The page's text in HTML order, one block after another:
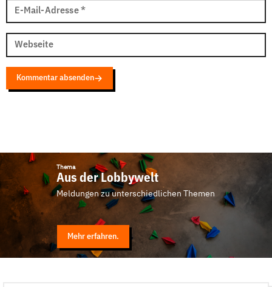
E-Mail-Adresse *
Webseite
Kommentar absenden
Thema
Aus der Lobbywelt
Meldungen zu unterschiedlichen Themen
Mehr erfahren.